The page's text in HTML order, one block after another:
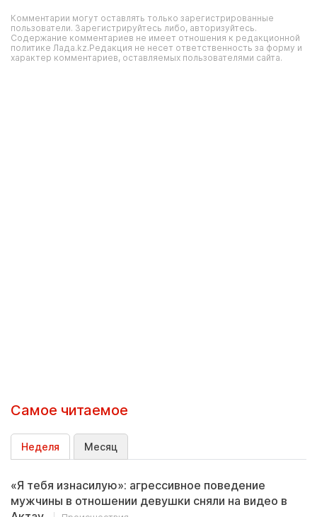
Комментарии могут оставлять только зарегистрированные
пользователи. Зарегистрируйтесь либо, авторизуйтесь.
Содержание комментариев не имеет отношения к редакционной
политике Лада.kz.Редакция не несет ответственность за форму и
характер комментариев, оставляемых пользователями сайта.
Самое читаемое
Неделя Месяц
«Я тебя изнасилую»: агрессивное поведение
мужчины в отношении девушки сняли на видео в